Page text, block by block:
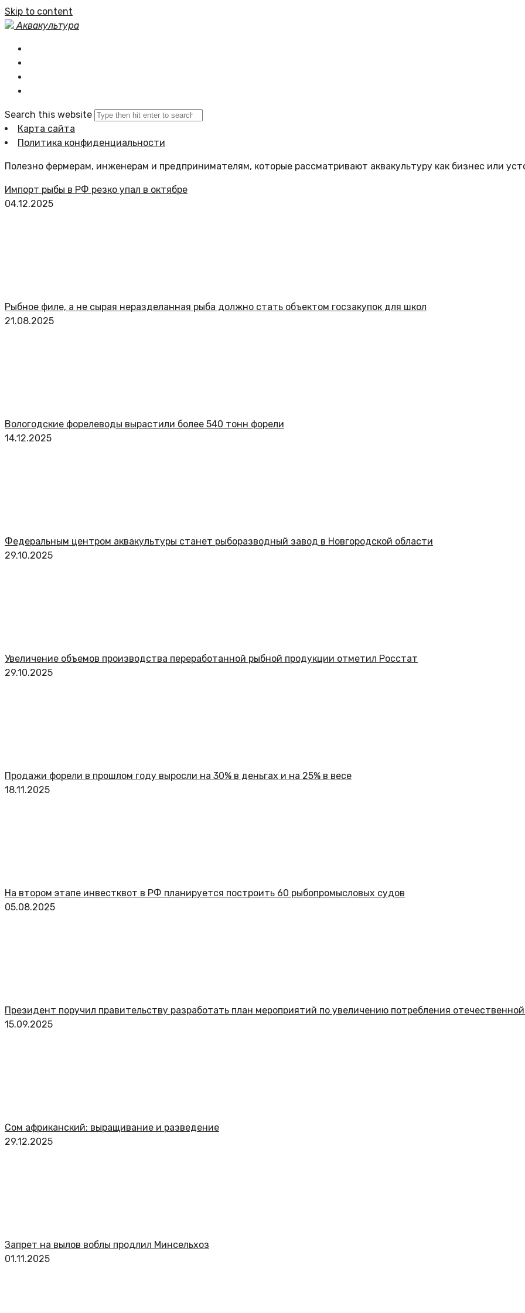
Skip to content
Аквакультура
Search this website
Карта сайта
Политика конфиденциальности
Полезно фермерам, инженерам и предпринимателям, которые рассматривают аквакультуру как бизнес или
Импорт рыбы в РФ резко упал в октябре
04.12.2025
Рыбное филе, а не сырая неразделанная рыба должно стать объектом госзакупок для школ
21.08.2025
Вологодские форелеводы вырастили более 540 тонн форели
14.12.2025
Федеральным центром аквакультуры станет рыборазводный завод в Новгородской области
29.10.2025
Увеличение объемов производства переработанной рыбной продукции отметил Росстат
29.10.2025
Продажи форели в прошлом году выросли на 30% в деньгах и на 25% в весе
18.11.2025
На втором этапе инвестквот в РФ планируется построить 60 рыбопромысловых судов
05.08.2025
Президент поручил правительству разработать план мероприятий по увеличению потребления
15.09.2025
Сом африканский: выращивание и разведение
29.12.2025
Запрет на вылов воблы продлил Минсельхоз
01.11.2025